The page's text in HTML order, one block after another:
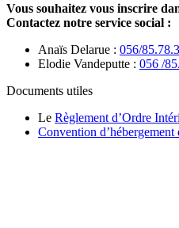
Vous souhaitez vous inscrire
Contactez notre service social :
Anaïs Delarue : 056/
Elodie Vandeputte : 056 /
Documents utiles
Le Règlement d’Ordre
Convention